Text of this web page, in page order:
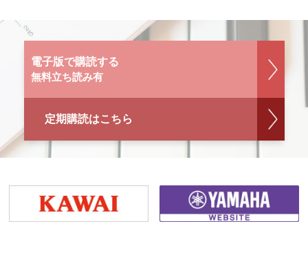
電子版で購読する
無料立ち読み有
定期購読はこちら